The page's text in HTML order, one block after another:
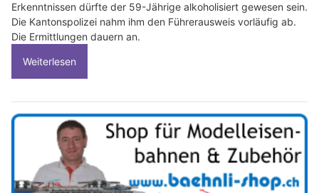
Erkenntnissen dürfte der 59-Jährige alkoholisiert gewesen sein.
Die Kantonspolizei nahm ihm den Führerausweis vorläufig ab.
Die Ermittlungen dauern an.
Weiterlesen